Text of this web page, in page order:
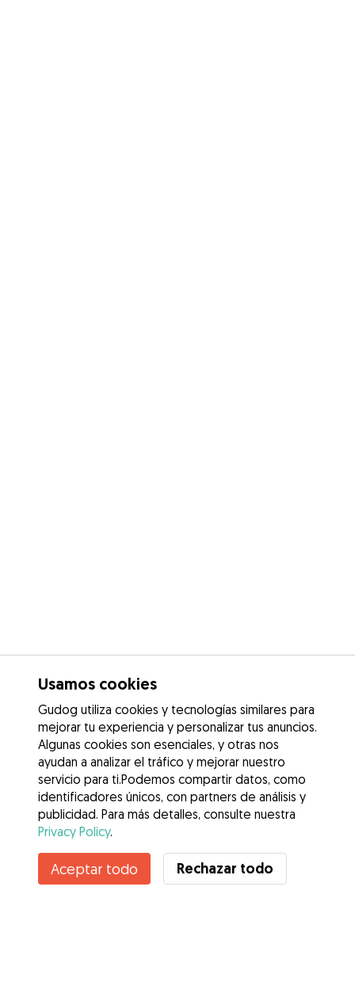
Usamos cookies
Gudog utiliza cookies y tecnologías similares para
mejorar tu experiencia y personalizar tus anuncios.
Algunas cookies son esenciales, y otras nos
ayudan a analizar el tráfico y mejorar nuestro
servicio para ti.Podemos compartir datos, como
identificadores únicos, con partners de análisis y
publicidad. Para más detalles, consulte nuestra
Privacy Policy.
Aceptar todo Rechazar todo